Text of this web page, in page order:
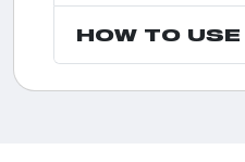
HOW TO USE